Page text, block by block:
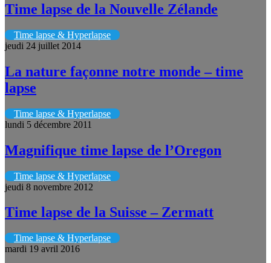
Time lapse de la Nouvelle Zélande
Time lapse & Hyperlapse
jeudi 24 juillet 2014
La nature façonne notre monde – time
lapse
Time lapse & Hyperlapse
lundi 5 décembre 2011
Magnifique time lapse de l’Oregon
Time lapse & Hyperlapse
jeudi 8 novembre 2012
Time lapse de la Suisse – Zermatt
Time lapse & Hyperlapse
mardi 19 avril 2016